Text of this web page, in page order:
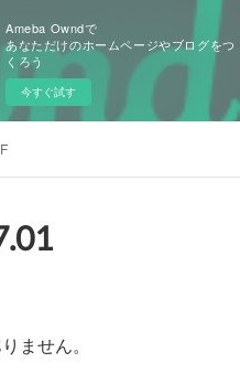
Ameba Owndで
あなただけのホームページやブログをつ
くろう
今すぐ試す
.01
ません。